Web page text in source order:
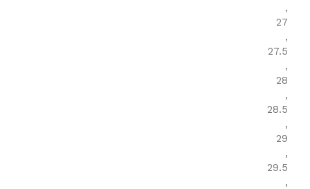
,
27
,
27.5
,
28
,
28.5
,
29
,
29.5
,